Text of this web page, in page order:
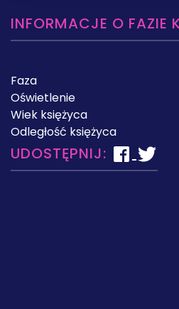
INFORMACJE O FAZIE
Faza
Oświetlenie
Wiek księżyca
Odległość księżyca
UDOSTĘPNIJ: